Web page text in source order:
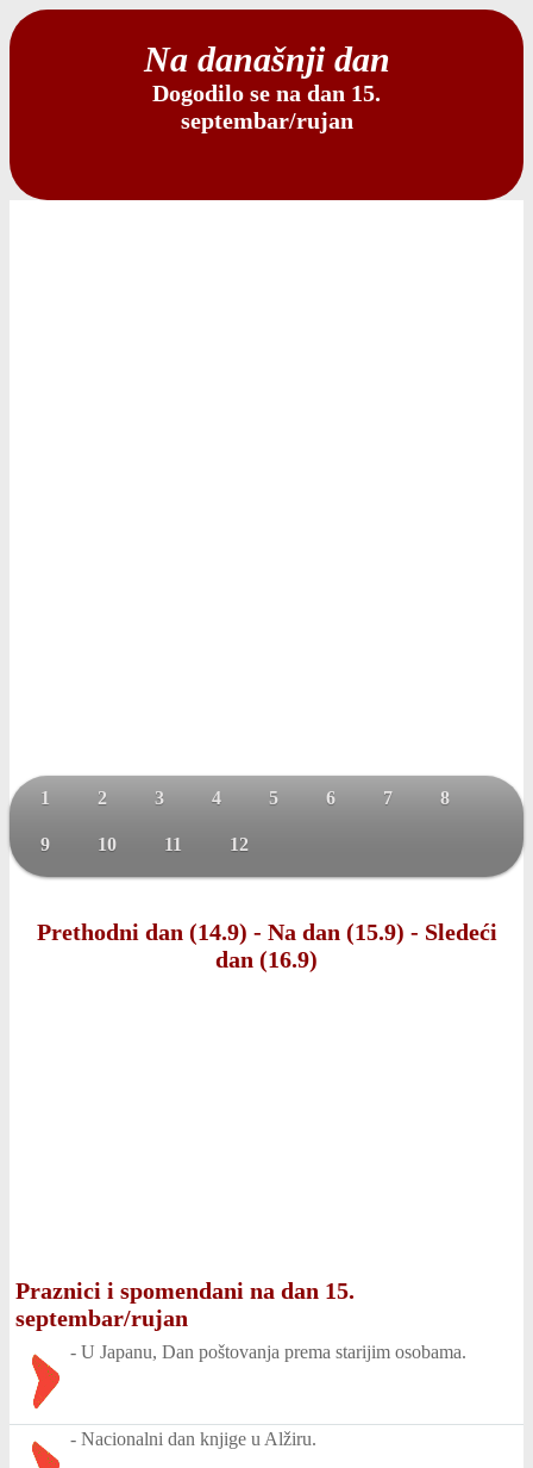
Na današnji dan
Dogodilo se na dan 15.
septembar/rujan
1 2 3 4 5 6 7 8
9 10 11 12
Prethodni dan (14.9) - Na dan (15.9) - Sledeći
dan (16.9)
Praznici i spomendani na dan 15.
septembar/rujan
- U Japanu, Dan poštovanja prema starijim osobama.
- Nacionalni dan knjige u Alžiru.